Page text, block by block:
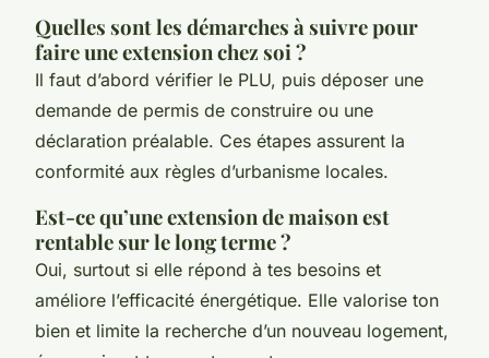
Quelles sont les démarches à suivre pour
faire une extension chez soi ?
Il faut d’abord vérifier le PLU, puis déposer une
demande de permis de construire ou une
déclaration préalable. Ces étapes assurent la
conformité aux règles d’urbanisme locales.
Est-ce qu’une extension de maison est
rentable sur le long terme ?
Oui, surtout si elle répond à tes besoins et
améliore l’efficacité énergétique. Elle valorise ton
bien et limite la recherche d’un nouveau logement,